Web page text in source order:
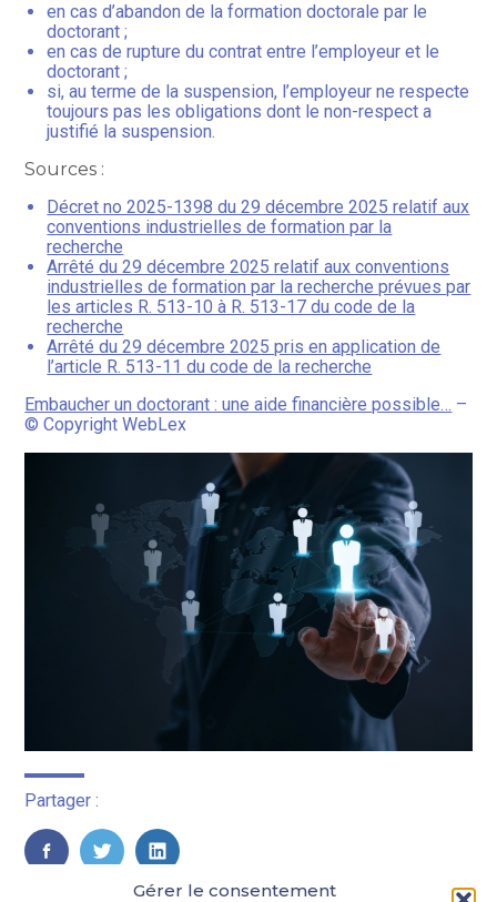
Gérer le consentement
en cas d’abandon de la formation doctorale par le
doctorant ;
en cas de rupture du contrat entre l’employeur et le
doctorant ;
si, au terme de la suspension, l’employeur ne respecte
toujours pas les obligations dont le non-respect a
justifié la suspension.
Sources :
Décret no 2025-1398 du 29 décembre 2025 relatif aux
conventions industrielles de formation par la
recherche
Arrêté du 29 décembre 2025 relatif aux conventions
industrielles de formation par la recherche prévues par
les articles R. 513-10 à R. 513-17 du code de la
recherche
Arrêté du 29 décembre 2025 pris en application de
l’article R. 513-11 du code de la recherche
Embaucher un doctorant : une aide financière possible… –
© Copyright WebLex
Partager :
FaceBook
TwitterLinkedIn